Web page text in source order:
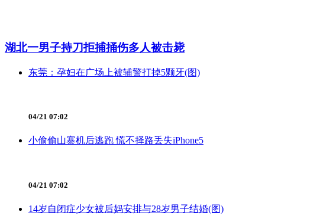
湖北一男子持刀拒捕捅伤多人被击毙
东莞：孕妇在广场上被辅警打掉5颗牙(图)
04/21 07:02
小偷偷山寨机后逃跑 慌不择路丢失iPhone5
04/21 07:02
14岁自闭症少女被后妈安排与28岁男子结婚(图)